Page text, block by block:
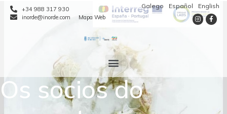
+34 988 317 930
inorde@inorde.com
Mapa Web
Galego Español English
Os socios do